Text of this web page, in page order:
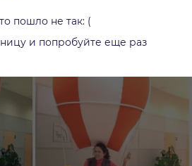
пошло не так: (
и попробуйте еще раз